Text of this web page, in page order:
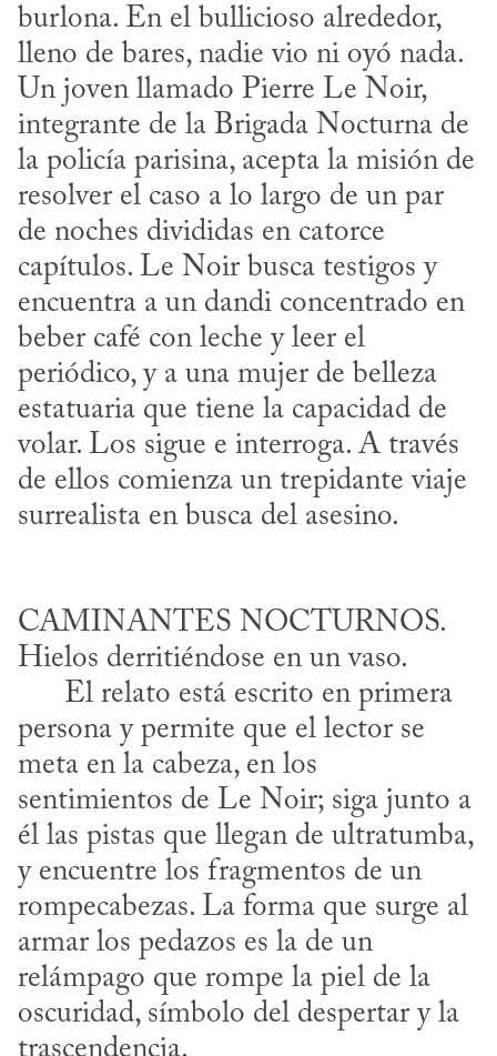
burlona. En el bullicioso alrededor,
lleno de bares, nadie vio ni oyó nada.
Un joven llamado Pierre Le Noir,
integrante de la Brigada Nocturna de
la policía parisina, acepta la misión de
resolver el caso a lo largo de un par
de noches divididas en catorce
capítulos. Le Noir busca testigos y
encuentra a un dandi concentrado en
beber café con leche y leer el
periódico, y a una mujer de belleza
estatuaria que tiene la capacidad de
volar. Los sigue e interroga. A través
de ellos comienza un trepidante viaje
CAMINANTES NOCTURNOS.
Hielos derritiéndose en un vaso.
persona y permite que el lector se
meta en la cabeza, en los
sentimientos de Le Noir; siga junto a
él las pistas que llegan de ultratumba,
y encuentre los fragmentos de un
rompecabezas. La forma que surge al
armar los pedazos es la de un
relámpago que rompe la piel de la
oscuridad, símbolo del despertar y la